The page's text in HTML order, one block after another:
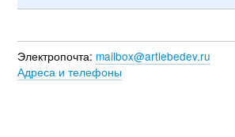
Электропочта: mailbox@artlebedev.ru
Адреса и телефоны